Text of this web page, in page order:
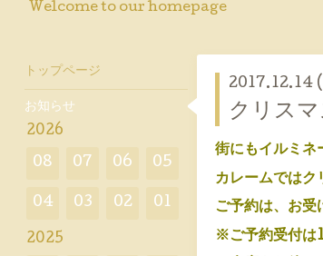
Welcome to our homepage
2017.12.14
クリス
街にもイルミネ
カレームではク
ご予約は、お受
※ご予約受付
トップページ
お知らせ
2026
08 07 06 05
04 03 02 01
2025